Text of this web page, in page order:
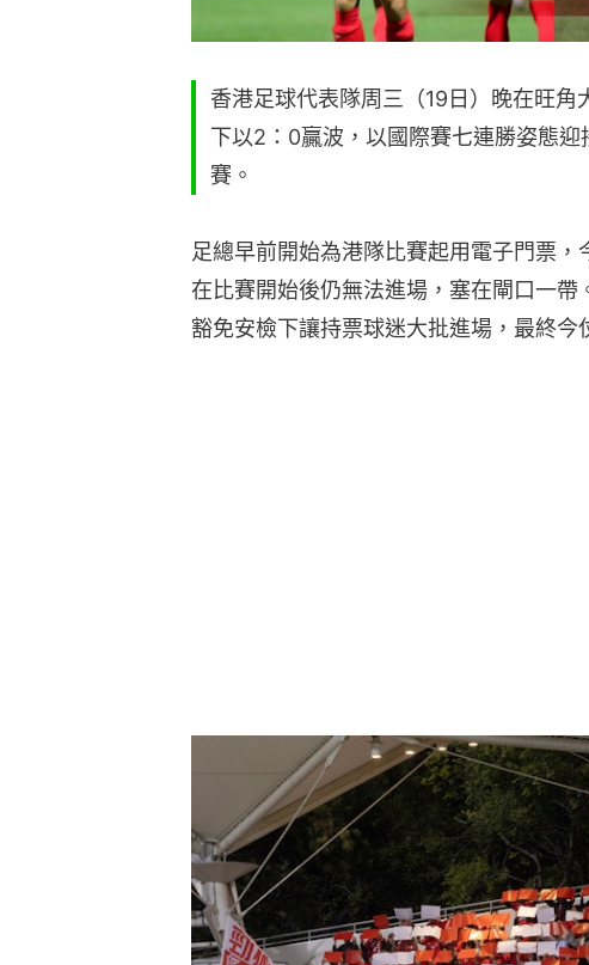
香港足球代表隊周三（19日）晚在旺
下以2：0贏波，以國際賽七連勝姿態
賽。
足總早前開始為港隊比賽起用電子門票
在比賽開始後仍無法進場，塞在閘口一
豁免安檢下讓持票球迷大批進場，最終今